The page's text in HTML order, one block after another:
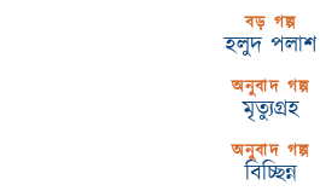
বড় গল্প
হলুদ পলাশ
অনুবাদ গল্প
মৃত্যুগ্রহ
অনুবাদ গল্প
বিচ্ছিন্ন